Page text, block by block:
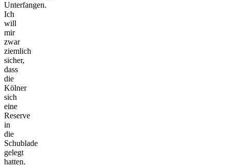
Unterfangen.
Ich
will
mir
zwar
ziemlich
sicher,
dass
die
Kölner
sich
eine
Reserve
in
die
Schublade
gelegt
hatten.